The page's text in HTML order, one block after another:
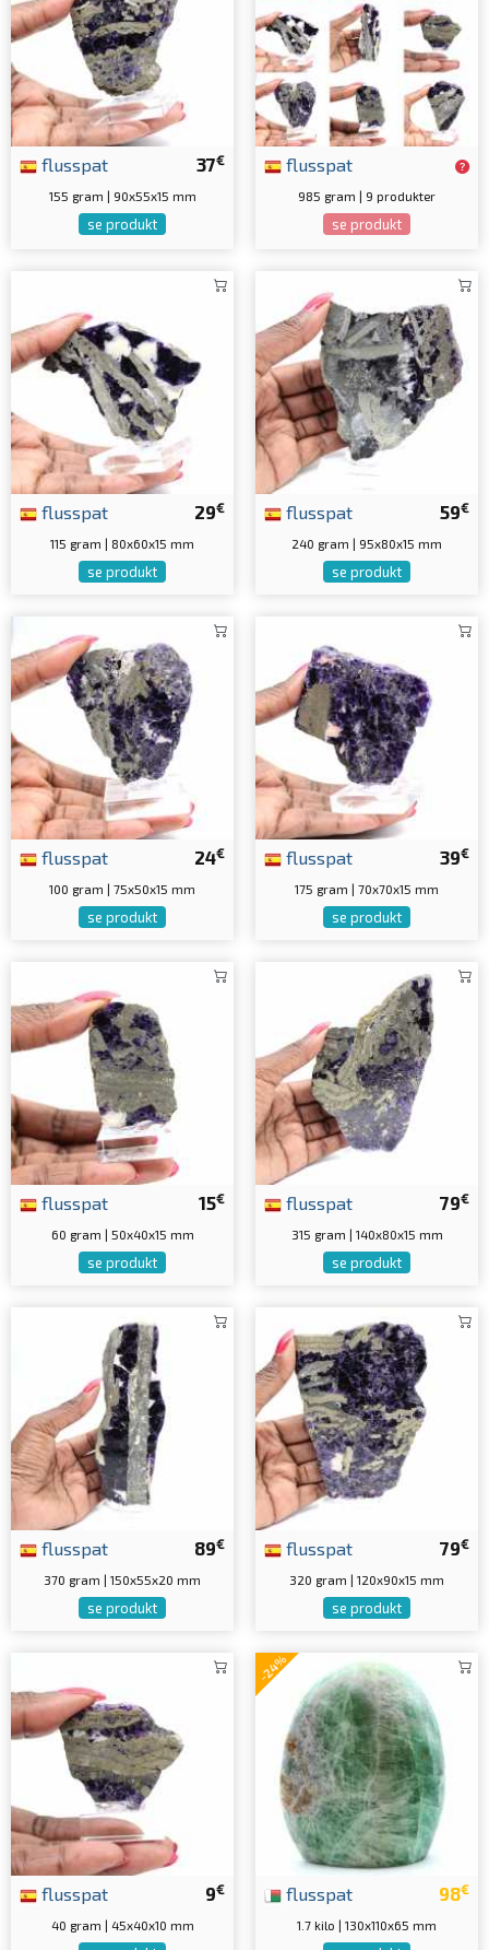
37€
flusspat
155 gram | 90x55x15 mm
se produkt
flusspat
985 gram | 9 produkter
se produkt
29€
flusspat
115 gram | 80x60x15 mm
se produkt
59€
flusspat
240 gram | 95x80x15 mm
se produkt
24€
flusspat
100 gram | 75x50x15 mm
se produkt
39€
flusspat
175 gram | 70x70x15 mm
se produkt
15€
flusspat
60 gram | 50x40x15 mm
se produkt
79€
flusspat
315 gram | 140x80x15 mm
se produkt
89€
flusspat
370 gram | 150x55x20 mm
se produkt
79€
flusspat
320 gram | 120x90x15 mm
se produkt
9€
flusspat
40 gram | 45x40x10 mm
-24%
98€
flusspat
1.7 kilo | 130x110x65 mm